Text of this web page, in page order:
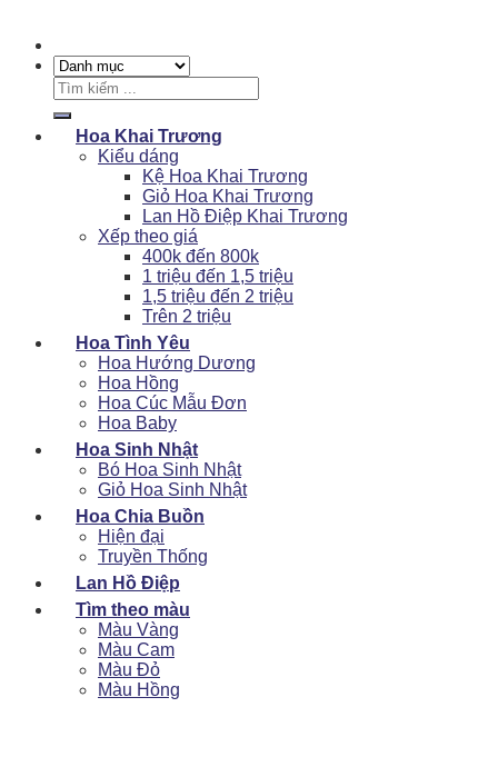
Tìm
kiếm:
Hoa Khai Trương
Kiểu dáng
Kệ Hoa Khai Trương
Giỏ Hoa Khai Trương
Lan Hồ Điệp Khai Trương
Xếp theo giá
400k đến 800k
1 triệu đến 1,5 triệu
1,5 triệu đến 2 triệu
Trên 2 triệu
Hoa Tình Yêu
Hoa Hướng Dương
Hoa Hồng
Hoa Cúc Mẫu Đơn
Hoa Baby
Hoa Sinh Nhật
Bó Hoa Sinh Nhật
Giỏ Hoa Sinh Nhật
Hoa Chia Buồn
Hiện đại
Truyền Thống
Lan Hồ Điệp
Tìm theo màu
Màu Vàng
Màu Cam
Màu Đỏ
Màu Hồng